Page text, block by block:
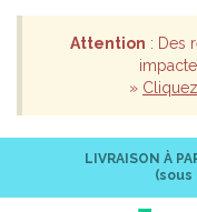
Attention : Des
»
LIVRAISON À